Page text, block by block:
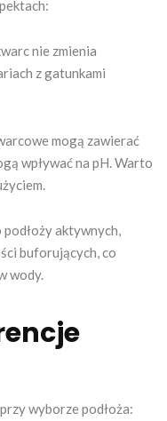
nie zmienia
z gatunkami
mogą zawierać
wpływać na pH. Warto
aktywnych,
buforujących, co
wody.
wyborze podłoża: